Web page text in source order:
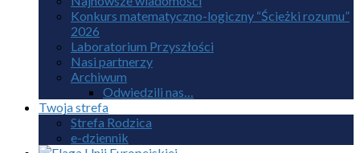
Konkurs matematyczno-logiczny “Ścieżki rozumu”
2026
Laboratorium Przyszłości
Nasi partnerzy
Archiwum
Odwiedzili nas…
Twoja strefa
Strefa Rodzica
e-dziennik